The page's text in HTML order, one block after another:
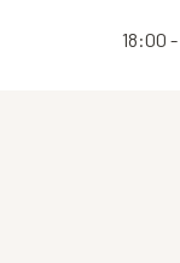
18:00